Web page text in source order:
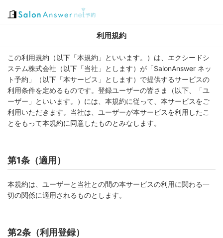
利用規約
この利用規約（以下「本規約」といいます。）は、エクシードシ
ステム株式会社（以下「当社」とします）が「SalonAnswer ネッ
ト予約」（以下「本サービス」とします）で提供するサービスの
利用条件を定めるものです。登録ユーザーの皆さま（以下、「ユ
ーザー」といいます。）には、本規約に従って、本サービスをご
利用いただきます。当社は、ユーザーが本サービスを利用したこ
とをもって本規約に同意したものとみなします。
第1条（適用）
本規約は、ユーザーと当社との間の本サービスの利用に関わる一
切の関係に適用されるものとします。
第2条（利用登録）